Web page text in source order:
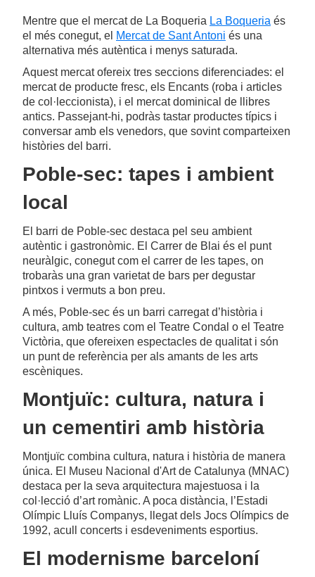
Mentre que el mercat de La Boqueria La Boqueria és
el més conegut, el Mercat de Sant Antoni és una
alternativa més autèntica i menys saturada.
Aquest mercat ofereix tres seccions diferenciades: el
mercat de producte fresc, els Encants (roba i articles
de col·leccionista), i el mercat dominical de llibres
antics. Passejant-hi, podràs tastar productes típics i
conversar amb els venedors, que sovint comparteixen
històries del barri.
Poble-sec: tapes i ambient
local
El barri de Poble-sec destaca pel seu ambient
autèntic i gastronòmic. El Carrer de Blai és el punt
neuràlgic, conegut com el carrer de les tapes, on
trobaràs una gran varietat de bars per degustar
pintxos i vermuts a bon preu.
A més, Poble-sec és un barri carregat d’història i
cultura, amb teatres com el Teatre Condal o el Teatre
Victòria, que ofereixen espectacles de qualitat i són
un punt de referència per als amants de les arts
escèniques.
Montjuïc: cultura, natura i
un cementiri amb història
Montjuïc combina cultura, natura i història de manera
única. El Museu Nacional d'Art de Catalunya (MNAC)
destaca per la seva arquitectura majestuosa i la
col·lecció d’art romànic. A poca distància, l’Estadi
Olímpic Lluís Companys, llegat dels Jocs Olímpics de
1992, acull concerts i esdeveniments esportius.
El modernisme barceloní